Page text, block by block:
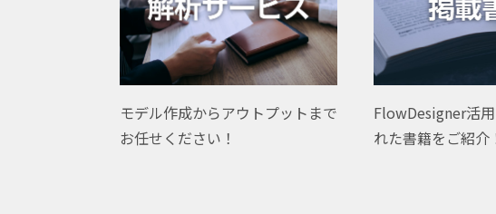
モデル作成からアウトプットまで
お任せください！
FlowDesigner活
れた書籍をご紹介